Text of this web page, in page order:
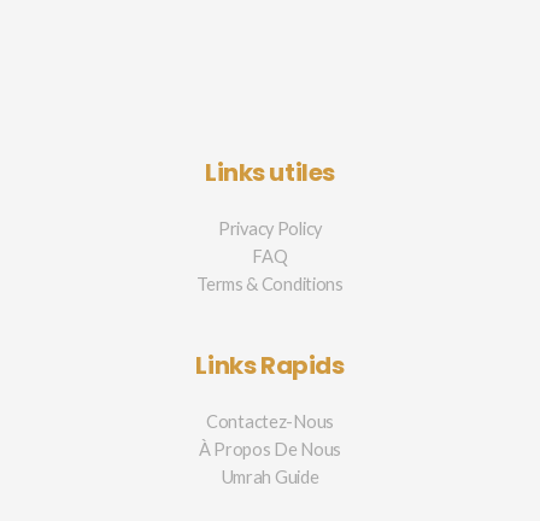
Links utiles
Privacy Policy
FAQ
Terms & Conditions
Links Rapids
Contactez-Nous
À Propos De Nous
Umrah Guide